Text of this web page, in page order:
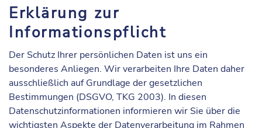
Erklärung zur
Informationspflicht
Der Schutz Ihrer persönlichen Daten ist uns ein
besonderes Anliegen. Wir verarbeiten Ihre Daten daher
ausschließlich auf Grundlage der gesetzlichen
Bestimmungen (DSGVO, TKG 2003). In diesen
Datenschutzinformationen informieren wir Sie über die
wichtigsten Aspekte der Datenverarbeitung im Rahmen